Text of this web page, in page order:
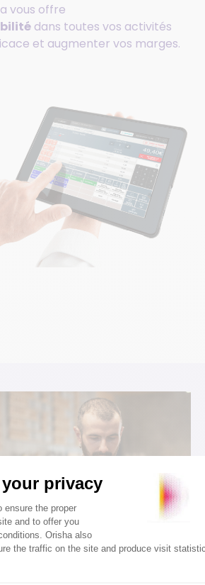
vous offre
dans toutes vos activités
et augmenter vos marges.
la vie avec le logiciel dédié